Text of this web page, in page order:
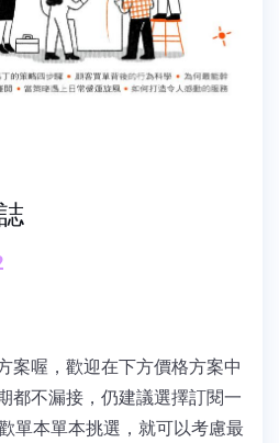
案喔，歡迎在下方價格方案中
都不漏接，仍建議選擇訂閱一
單本單本挑選，就可以考慮最